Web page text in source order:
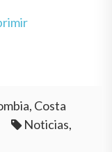
Costa
Noticias,